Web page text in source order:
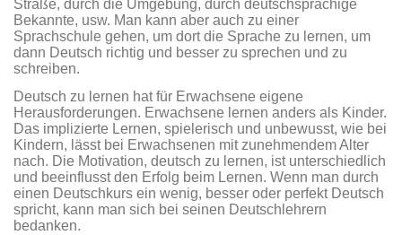
Straße, durch die Umgebung, durch deutschsprachige
Bekannte, usw. Man kann aber auch zu einer
Sprachschule gehen, um dort die Sprache zu lernen, um
dann Deutsch richtig und besser zu sprechen und zu
schreiben.
Deutsch zu lernen hat für Erwachsene eigene
Herausforderungen. Erwachsene lernen anders als Kinder.
Das implizierte Lernen, spielerisch und unbewusst, wie bei
Kindern, lässt bei Erwachsenen mit zunehmendem Alter
nach. Die Motivation, deutsch zu lernen, ist unterschiedlich
und beeinflusst den Erfolg beim Lernen. Wenn man durch
einen Deutschkurs ein wenig, besser oder perfekt Deutsch
spricht, kann man sich bei seinen Deutschlehrern
bedanken.